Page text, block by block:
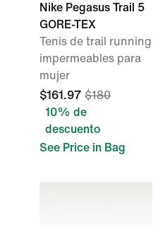
Nike Pegasus Trail 5
GORE-TEX
Tenis de trail running
impermeables para
mujer
$161.97 $180
10% de
descuento
See Price in Bag